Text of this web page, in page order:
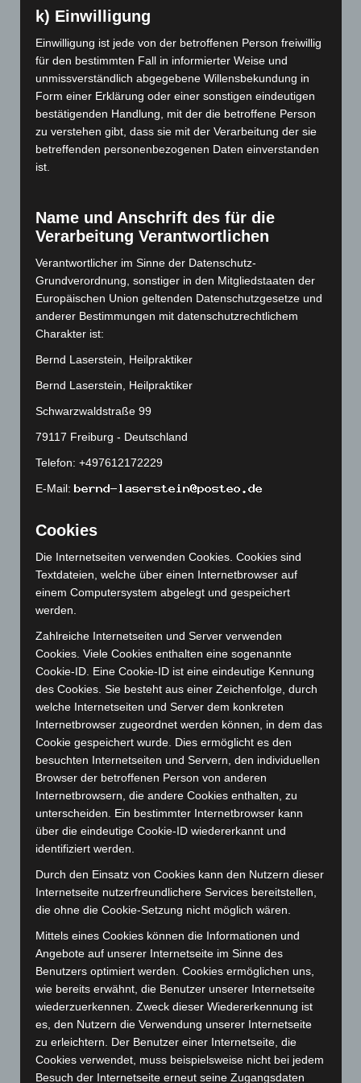
November 2020
September 2020
Juli 2020
Januar 2020
November 2019
August 2019
Juli 2019
Juni 2019
Mai 2019
Februar 2019
Dezember 2018
Oktober 2018
Juli 2018
Mai 2018
April 2018
Februar 2018
Dezember 2017
November 2017
Abwehrmechanismen Achtsamkeit
Berührung
Bindungstheorie
Embodiment Empathie Entwicklung
Entwicklungspsychologie Epigenetik
Gehirn Genetik Klima Klimakrise Kommunikation
Kriegsenkel Kriegsenkelgruppe
Körperorientierte Psychotherapie
Körperpsychotherapie Leiblichkeit
Meditation
Mentalisierung
Mitgefühl Musik Neurobiologie
Psychoanalyse Psychosomatik
Psychotherapie
Psychotherapieforschung Resonanz Selbst
Spiritualität
Synchronie
Systemische Therapie Therapie Training Trauma
Traumafolgestörung Umwelt Verkörperung
k) Einwilligung
Einwilligung ist jede von der betroffenen Person freiwillig
für den bestimmten Fall in informierter Weise und
unmissverständlich abgegebene Willensbekundung in
Form einer Erklärung oder einer sonstigen eindeutigen
bestätigenden Handlung, mit der die betroffene Person
zu verstehen gibt, dass sie mit der Verarbeitung der sie
betreffenden personenbezogenen Daten einverstanden
ist.
Name und Anschrift des für die
Verarbeitung Verantwortlichen
Verantwortlicher im Sinne der Datenschutz-
Grundverordnung, sonstiger in den Mitgliedstaaten der
Europäischen Union geltenden Datenschutzgesetze und
anderer Bestimmungen mit datenschutzrechtlichem
Charakter ist:
Bernd Laserstein, Heilpraktiker
Bernd Laserstein, Heilpraktiker
Schwarzwaldstraße 99
79117 Freiburg - Deutschland
Telefon: +497612172229
E-Mail:
Cookies
Die Internetseiten verwenden Cookies. Cookies sind
Textdateien, welche über einen Internetbrowser auf
einem Computersystem abgelegt und gespeichert
werden.
Zahlreiche Internetseiten und Server verwenden
Cookies. Viele Cookies enthalten eine sogenannte
Cookie-ID. Eine Cookie-ID ist eine eindeutige Kennung
des Cookies. Sie besteht aus einer Zeichenfolge, durch
welche Internetseiten und Server dem konkreten
Internetbrowser zugeordnet werden können, in dem das
Cookie gespeichert wurde. Dies ermöglicht es den
besuchten Internetseiten und Servern, den individuellen
Browser der betroffenen Person von anderen
Internetbrowsern, die andere Cookies enthalten, zu
unterscheiden. Ein bestimmter Internetbrowser kann
über die eindeutige Cookie-ID wiedererkannt und
identifiziert werden.
Durch den Einsatz von Cookies kann den Nutzern dieser
Internetseite nutzerfreundlichere Services bereitstellen,
die ohne die Cookie-Setzung nicht möglich wären.
Mittels eines Cookies können die Informationen und
Angebote auf unserer Internetseite im Sinne des
Benutzers optimiert werden. Cookies ermöglichen uns,
wie bereits erwähnt, die Benutzer unserer Internetseite
wiederzuerkennen. Zweck dieser Wiedererkennung ist
es, den Nutzern die Verwendung unserer Internetseite
zu erleichtern. Der Benutzer einer Internetseite, die
Cookies verwendet, muss beispielsweise nicht bei jedem
Besuch der Internetseite erneut seine Zugangsdaten